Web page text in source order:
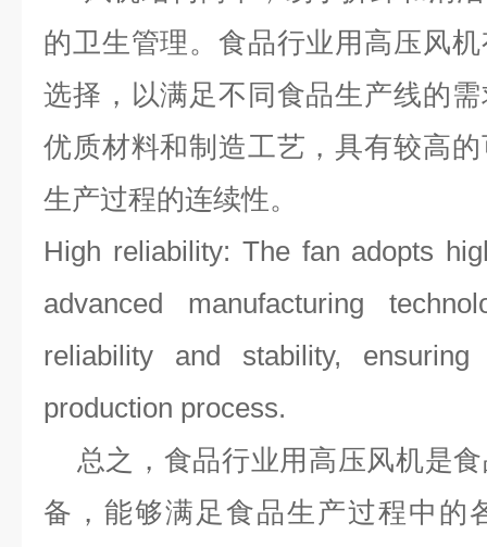
的卫生管理。食品行业用高压风
选择，以满足不同食品生产线的
优质材料和制造工艺，具有较高
生产过程的连续性。
High reliability: The fan adopts
advanced manufacturing
reliability and stability,
production process.
总之，食品行业用高压风机是
备，能够满足食品生产过程中的